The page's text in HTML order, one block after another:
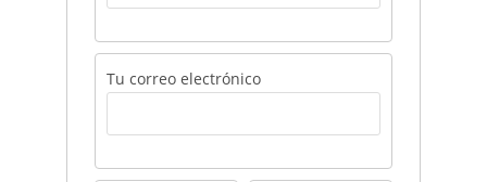
Tu correo electrónico